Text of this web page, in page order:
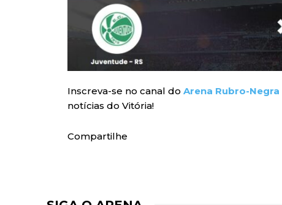
Inscreva-se no canal do Arena Rubro-Negra
notícias do Vitória!
Compartilhe